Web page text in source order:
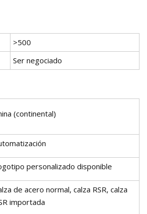
>500
Ser negociado
(continental)
personalizado disponible
de acero normal, calza RSR, calza
importada